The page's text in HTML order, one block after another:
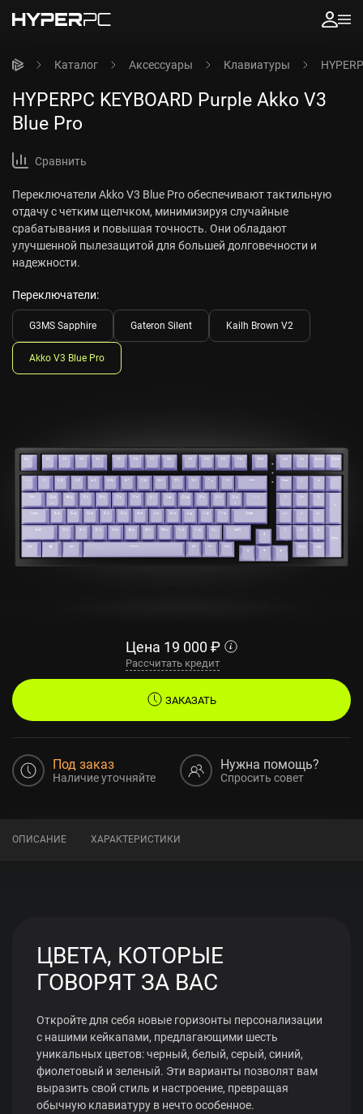
Каталог Аксессуары Клавиатуры
HYPERPC KEYBOARD Purple Akko V3
Blue Pro
Сравнить
Переключатели Akko V3 Blue Pro обеспечивают тактильную
отдачу с четким щелчком, минимизируя случайные
срабатывания и повышая точность. Они обладают
улучшенной пылезащитой для большей долговечности и
надежности.
Переключатели:
G3MS Sapphire Gateron Silent Kailh Brown V2
Akko V3 Blue Pro
Цена 19 000 ₽
Рассчитать кредит
ЗАКАЗАТЬ
Под заказ
Наличие уточняйте
Нужна помощь?
Спросить совет
ОПИСАНИЕ ХАРАКТЕРИСТИКИ
ЦВЕТА, КОТОРЫЕ
ГОВОРЯТ ЗА ВАС
Откройте для себя новые горизонты персонализации
с нашими кейкапами, предлагающими шесть
уникальных цветов: черный, белый, серый, синий,
фиолетовый и зеленый. Эти варианты позволят вам
выразить свой стиль и настроение, превращая
обычную клавиатуру в нечто особенное.